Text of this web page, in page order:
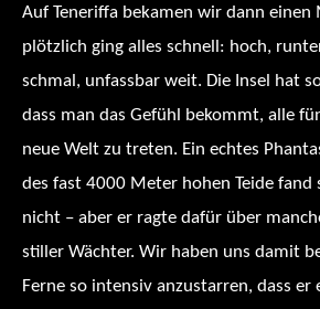
Auf Teneriffa bekamen wir dann einen
plötzlich ging alles schnell: hoch,
schmal, unfassbar weit. Die Insel hat
dass man das Gefühl bekommt, alle
neue Welt zu treten. Ein echtes
des fast 4000 Meter hohen Teide fand
nicht – aber er ragte dafür über
stiller Wächter. Wir haben uns damit
Ferne so intensiv anzustarren, dass er